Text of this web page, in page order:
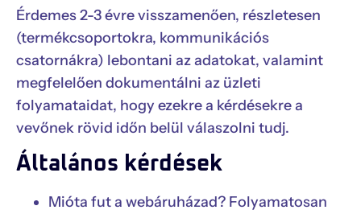
Érdemes 2-3 évre visszamenően, részletesen
(termékcsoportokra, kommunikációs
csatornákra) lebontani az adatokat, valamint
megfelelően dokumentálni az üzleti
folyamataidat, hogy ezekre a kérdésekre a
vevőnek rövid időn belül válaszolni tudj.
Általános kérdések
Mióta fut a webáruházad? Folyamatosan